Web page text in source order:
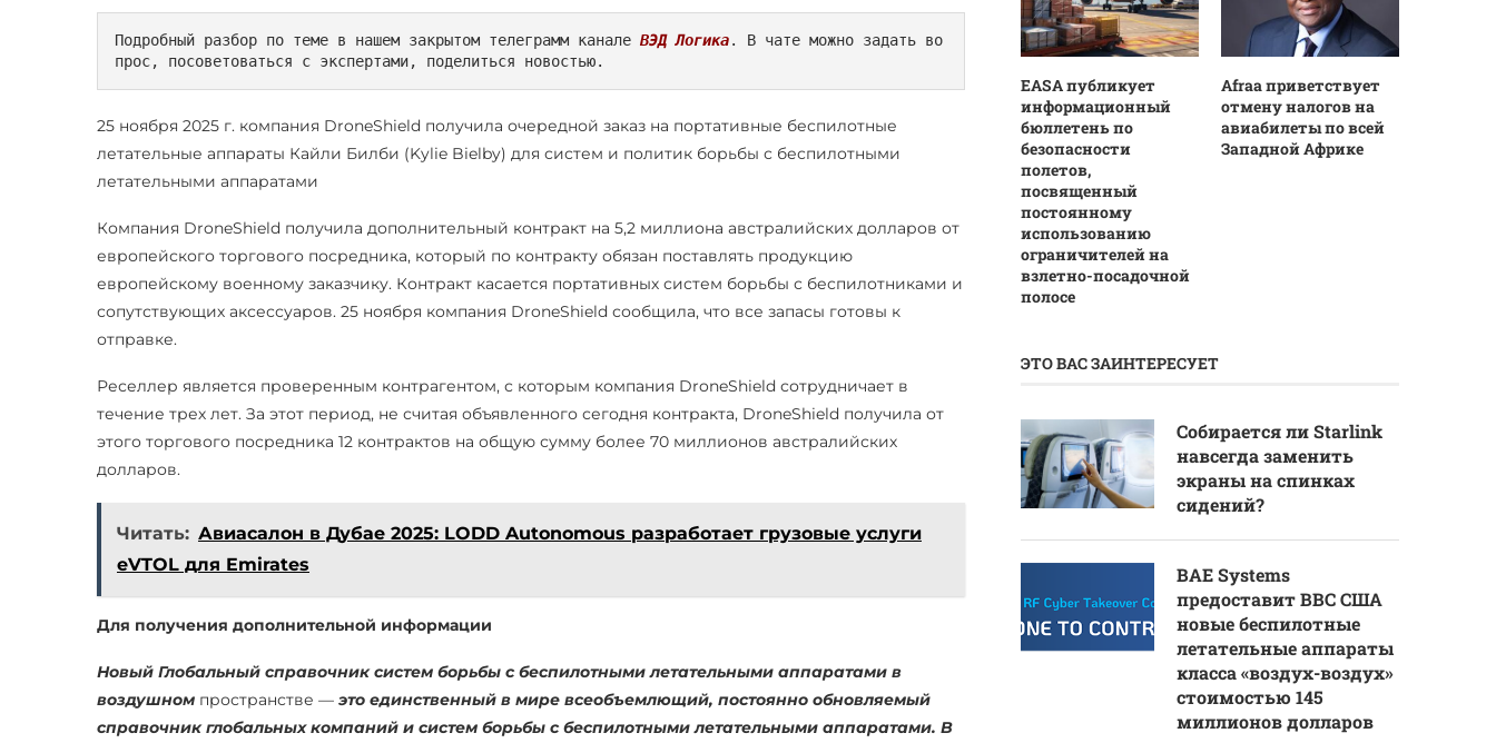
Подробный разбор по теме в нашем закрытом телеграмм канале ВЭД Логика. В чате можно задать во
прос, посоветоваться с экспертами, поделиться новостью.
25 ноября 2025 г. компания DroneShield получила очередной заказ на портативные беспилотные
летательные аппараты Кайли Билби (Kylie Bielby) для систем и политик борьбы с беспилотными
летательными аппаратами
Компания DroneShield получила дополнительный контракт на 5,2 миллиона австралийских долларов от
европейского торгового посредника, который по контракту обязан поставлять продукцию
европейскому военному заказчику. Контракт касается портативных систем борьбы с беспилотниками и
сопутствующих аксессуаров. 25 ноября компания DroneShield сообщила, что все запасы готовы к
отправке.
Реселлер является проверенным контрагентом, с которым компания DroneShield сотрудничает в
течение трех лет. За этот период, не считая объявленного сегодня контракта, DroneShield получила от
этого торгового посредника 12 контрактов на общую сумму более 70 миллионов австралийских
долларов.
Читать: Авиасалон в Дубае 2025: LODD Autonomous разработает грузовые услуги
eVTOL для Emirates
Для получения дополнительной информации
Новый Глобальный справочник систем борьбы с беспилотными летательными аппаратами в
воздушном пространстве — это единственный в мире всеобъемлющий, постоянно обновляемый
справочник глобальных компаний и систем борьбы с беспилотными летательными аппаратами. В
EASA публикует
информационный
бюллетень по
безопасности
полетов,
посвященный
постоянному
использованию
ограничителей на
взлетно-посадочной
полосе
Afraa приветствует
отмену налогов на
авиабилеты по всей
Западной Африке
ЭТО ВАС ЗАИНТЕРЕСУЕТ
Собирается ли Starlink
навсегда заменить
экраны на спинках
сидений?
BAE Systems
предоставит ВВС США
новые беспилотные
летательные аппараты
класса «воздух-воздух»
стоимостью 145
миллионов долларов